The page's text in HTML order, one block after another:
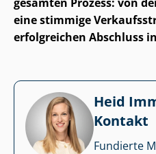
eine stimmige
erfolgreichen Abschluss
Heid
Kontakt
Fundierte